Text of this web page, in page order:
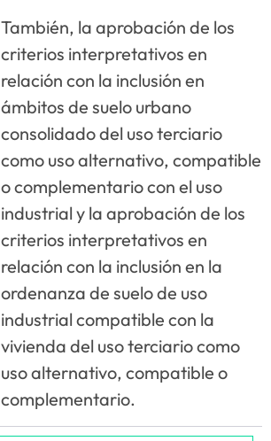
También, la aprobación de los
criterios interpretativos en
relación con la inclusión en
ámbitos de suelo urbano
consolidado del uso terciario
como uso alternativo, compatible
o complementario con el uso
industrial y la aprobación de los
criterios interpretativos en
relación con la inclusión en la
ordenanza de suelo de uso
industrial compatible con la
vivienda del uso terciario como
uso alternativo, compatible o
complementario.